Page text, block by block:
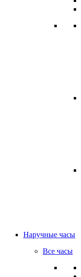
Наручные часы
Все часы